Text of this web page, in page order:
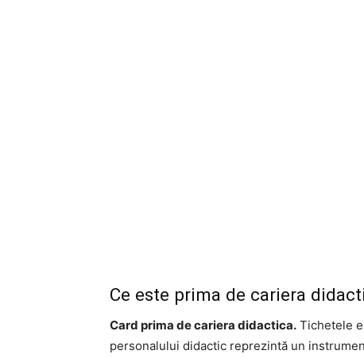
Ce este prima de cariera
Card prima de cariera didactica. Tichetele
personalului didactic reprezintă un